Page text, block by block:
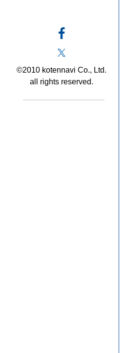
©2010 kotennavi Co., Ltd.
all rights reserved.